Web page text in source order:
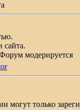
сайта.
модерируется
могут только